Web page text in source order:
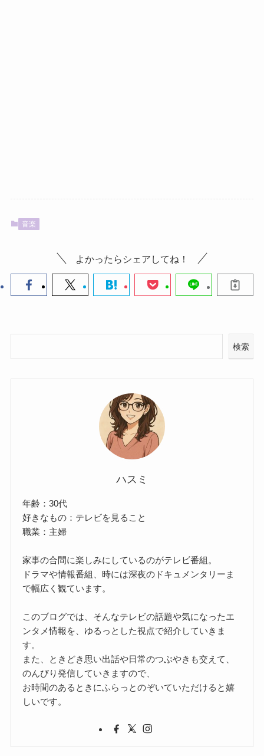
音楽
よかったらシェアしてね！
検索
ハスミ
年齢：30代
好きなもの：テレビを見ること
職業：主婦
家事の合間に楽しみにしているのがテレビ番組。
ドラマや情報番組、時には深夜のドキュメンタリーま
で幅広く観ています。
このブログでは、そんなテレビの話題や気になったエ
ンタメ情報を、ゆるっとした視点で紹介していきま
す。
また、ときどき思い出話や日常のつぶやきも交えて、
のんびり発信していきますので、
お時間のあるときにふらっとのぞいていただけると嬉
しいです。